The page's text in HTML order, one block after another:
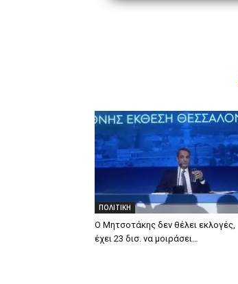
ΠΟΛΙΤΙΚΗ
Ο Μητσοτάκης δεν θέλει εκλογές,
έχει 23 δισ. να μοιράσει…